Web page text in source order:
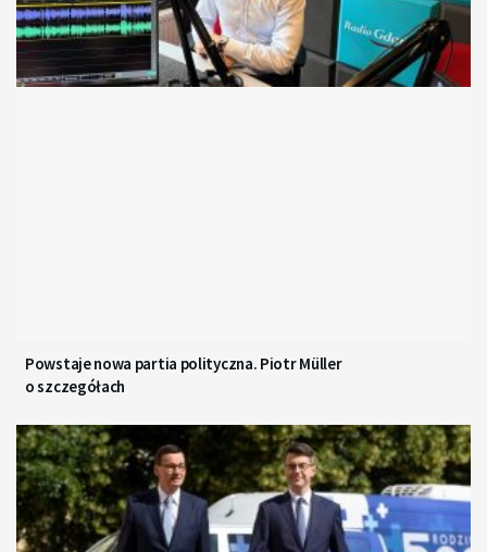
Powstaje nowa partia polityczna. Piotr Müller
o szczegółach